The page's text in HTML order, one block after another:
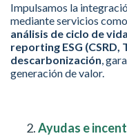
Impulsamos la
mediante servicios como
análisis de ciclo de
reporting ESG (CSRD,
descarbonización,
generación de valor.
Ayudas e